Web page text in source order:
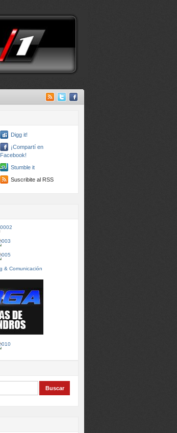
Digg it!
¡Compartí en
Facebook!
Stumble it
Suscribite al RSS